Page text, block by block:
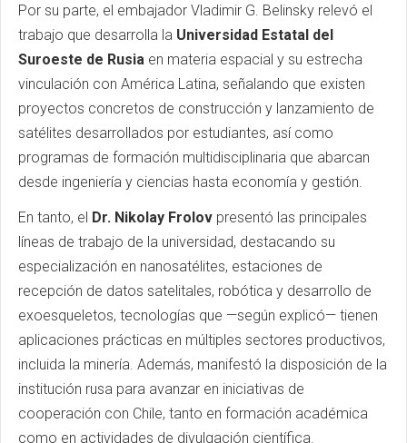
Por su parte, el embajador Vladimir G. Belinsky relevó el
trabajo que desarrolla la Universidad Estatal del
Suroeste de Rusia en materia espacial y su estrecha
vinculación con América Latina, señalando que existen
proyectos concretos de construcción y lanzamiento de
satélites desarrollados por estudiantes, así como
programas de formación multidisciplinaria que abarcan
desde ingeniería y ciencias hasta economía y gestión.
En tanto, el Dr. Nikolay Frolov presentó las principales
líneas de trabajo de la universidad, destacando su
especialización en nanosatélites, estaciones de
recepción de datos satelitales, robótica y desarrollo de
exoesqueletos, tecnologías que —según explicó— tienen
aplicaciones prácticas en múltiples sectores productivos,
incluida la minería. Además, manifestó la disposición de la
institución rusa para avanzar en iniciativas de
cooperación con Chile, tanto en formación académica
como en actividades de divulgación científica.